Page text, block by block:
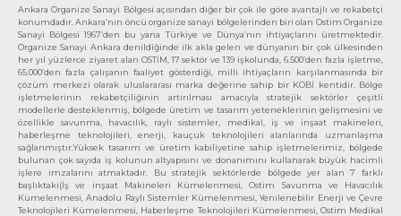
Ankara Organize Sanayi Bölgesi açısından diğer bir çok ile göre avantajlı ve rekabetçi
konumdadır. Ankara’nın öncü organize sanayi bölgelerinden biri olan Ostim Organize
Sanayi Bölgesi 1967’den bu yana Türkiye ve Dünya’nın ihtiyaçlarını üretmektedir.
Organize Sanayi Ankara denildiğinde ilk akla gelen ve dünyanın bir çok ülkesinden
her yıl yüzlerce ziyaret alan OSTİM, 17 sektör ve 139 işkolunda, 6.500’den fazla işletme,
65.000’den fazla çalışanın faaliyet gösterdiği, milli ihtiyaçların karşılanmasında bir
çözüm merkezi olarak uluslararası marka değerine sahip bir KOBİ kentidir. Bölge
işletmelerinin rekabetçiliğinin artırılması amacıyla stratejik sektörler çeşitli
modellerle desteklenmiş, bölgede üretim ve tasarım yeteneklerinin gelişmesini ve
özellikle savunma, havacılık, raylı sistemler, medikal, iş ve inşaat makineleri,
haberleşme teknolojileri, enerji, kauçuk teknolojileri alanlarında uzmanlaşma
sağlanmıştır.Yüksek tasarım ve üretim kabiliyetine sahip işletmelerimiz, bölgede
bulunan çok sayıda iş kolunun altyapısını ve donanımını kullanarak büyük hacimli
işlere imzalarını atmaktadır. Bu stratejik sektörlerde bölgede yer alan 7 farklı
başlıktaki(İş ve inşaat Makineleri Kümelenmesi, Ostim Savunma ve Havacılık
Kümelenmesi, Anadolu Raylı Sistemler Kümelenmesi, Yenilenebilir Enerji ve Çevre
Teknolojileri Kümelenmesi, Haberleşme Teknolojileri Kümelenmesi, Ostim Medikal